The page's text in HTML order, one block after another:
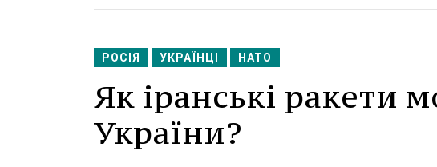
РОСІЯ УКРАЇНЦІ НАТО
Як іранські ракети
України?